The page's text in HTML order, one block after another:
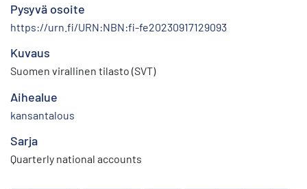
Pysyvä osoite
https://urn.fi/URN:NBN:fi-fe20230917129093
Kuvaus
Suomen virallinen tilasto (SVT)
Aihealue
kansantalous
Sarja
Quarterly national accounts